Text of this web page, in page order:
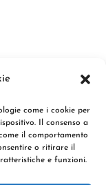
come i cookie per
Il consenso a
il comportamento
o ritirare il
e funzioni.